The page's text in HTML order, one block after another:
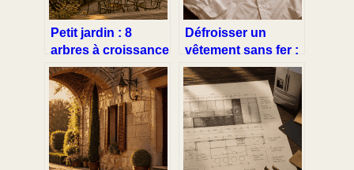
Petit jardin : 8
arbres à croissance
lente pour
structurer votre
espace sans
encombrement
Défroisser un
vêtement sans fer :
4 techniques
express et 3
réflexes pour un
résultat impeccable